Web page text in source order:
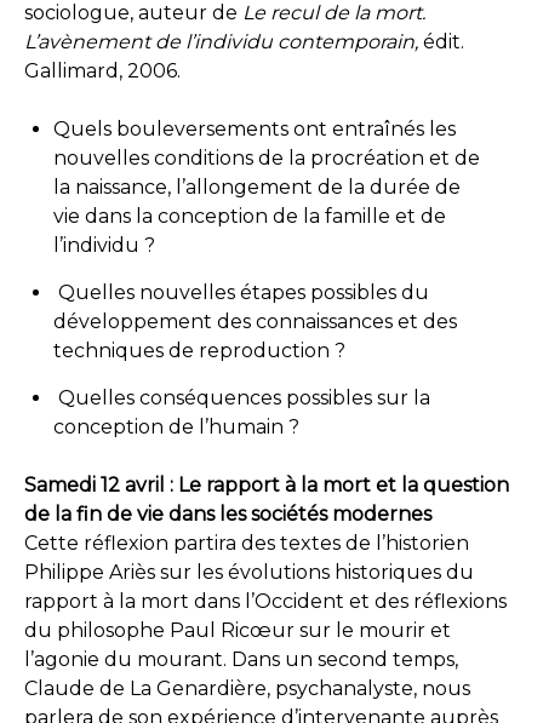
sociologue, auteur de Le recul de la mort.
L’avènement de l’individu contemporain, édit.
Gallimard, 2006.
Quels bouleversements ont entraînés les
nouvelles conditions de la procréation et de
la naissance, l’allongement de la durée de
vie dans la conception de la famille et de
l’individu ?
Quelles nouvelles étapes possibles du
développement des connaissances et des
techniques de reproduction ?
Quelles conséquences possibles sur la
conception de l’humain ?
Samedi 12 avril : Le rapport à la mort et la question
de la fin de vie dans les sociétés modernes
Cette réflexion partira des textes de l’historien
Philippe Ariès sur les évolutions historiques du
rapport à la mort dans l’Occident et des réflexions
du philosophe Paul Ricœur sur le mourir et
l’agonie du mourant. Dans un second temps,
Claude de La Genardière, psychanalyste, nous
parlera de son expérience d’intervenante auprès